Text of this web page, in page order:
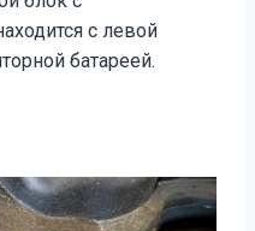
с левой
батареей.